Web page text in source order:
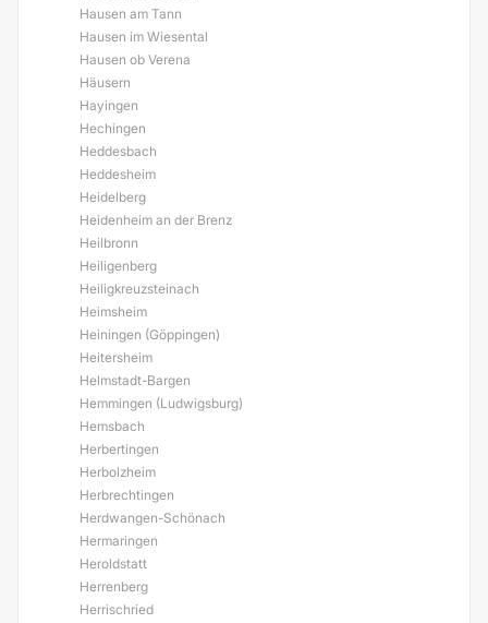
Hausen am Tann
Hausen im Wiesental
Hausen ob Verena
Häusern
Hayingen
Hechingen
Heddesbach
Heddesheim
Heidelberg
Heidenheim an der Brenz
Heilbronn
Heiligenberg
Heiligkreuzsteinach
Heimsheim
Heiningen (Göppingen)
Heitersheim
Helmstadt-Bargen
Hemmingen (Ludwigsburg)
Hemsbach
Herbertingen
Herbolzheim
Herbrechtingen
Herdwangen-Schönach
Hermaringen
Heroldstatt
Herrenberg
Herrischried